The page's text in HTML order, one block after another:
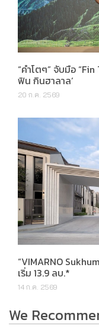
“คำโตๆ” จับมือ “Fin
ฟิน กินฮาลาล’
20 ก.ค. 2569
“VIMARNO
เริ่ม 13.9 ลบ.*
14 ก.ค. 2569
We